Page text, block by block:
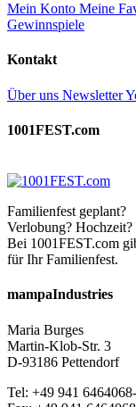
Mein Konto Meine
Gewinnspiele
Kontakt
Über uns Newsletter
1001FEST.com
Familienfest geplant?
Verlobung?
Bei 1001FEST.com
für Ihr Familienfest.
mampaIndustries
Maria Burges
Martin-Klob-Str. 3
D-93186 Pettendorf
Tel: +49 941